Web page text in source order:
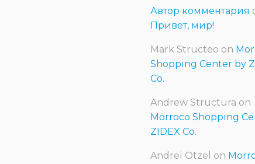
Автор комментария
Привет, мир!
Mark Structeo on
Shopping Center by
Co.
Andrew Structura on
Morroco Shopping
ZIDEX Co.
Andrei Otzel on